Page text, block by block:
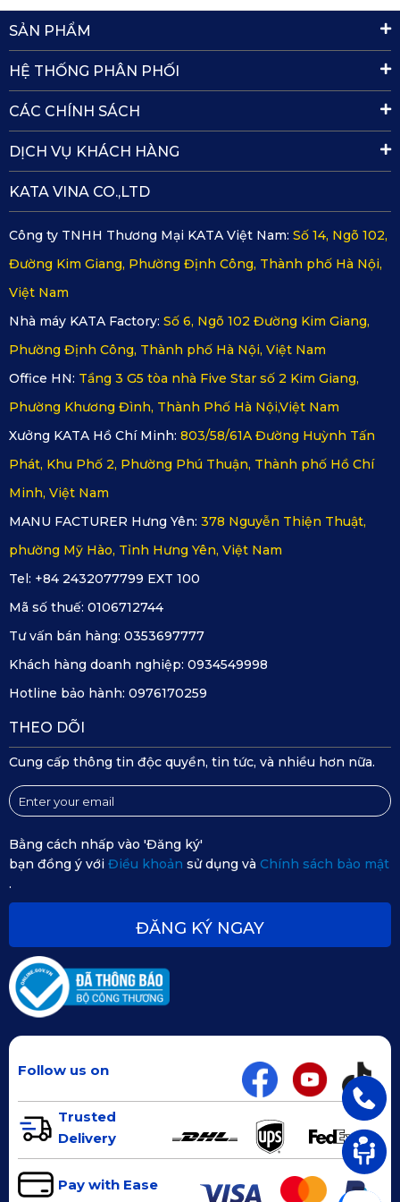
Tiêu chí
Thảm thông
thường
Colorado KATA
Chống
nước
Dễ bị ngấm
nước, gây ẩm
Chống nước hoàn toàn nhờ
lớp phủ PVC bề mặt
Độ bám Dễ trượt
Bám chắc nhờ lớp đáy
Thẩm mỹ
Thiết kế cơ
bản
tượng, màu sắc cao cấp
3. Gợi Ý Chọn Màu Thảm Phù Hợp Với
Chevrolet Colorado
Thảm lót sàn ô tô 360 của thương hiệu KATA có 5 lựa chọn màu
SẢN PHẨM
HỆ THỐNG PHÂN PHỐI
CÁC CHÍNH SÁCH
DỊCH VỤ KHÁCH HÀNG
KATA VINA CO.,LTD
Công ty TNHH Thương Mại KATA Việt Nam: Số 14, Ngõ 102,
Đường Kim Giang, Phường Định Công, Thành phố Hà Nội,
Việt Nam
Nhà máy KATA Factory: Số 6, Ngõ 102 Đường Kim Giang,
Phường Định Công, Thành phố Hà Nội, Việt Nam
Office HN: Tầng 3 G5 tòa nhà Five Star số 2 Kim Giang,
Phường Khương Đình, Thành Phố Hà Nội,Việt Nam
Xưởng KATA Hồ Chí Minh: 803/58/61A Đường Huỳnh Tấn
Phát, Khu Phố 2, Phường Phú Thuận, Thành phố Hồ Chí
Minh, Việt Nam
MANU FACTURER Hưng Yên: 378 Nguyễn Thiện Thuật,
phường Mỹ Hào, Tỉnh Hưng Yên, Việt Nam
Tel: +84 2432077799 EXT 100
Mã số thuế: 0106712744
Tư vấn bán hàng: 0353697777
Khách hàng doanh nghiệp: 0934549998
Hotline bảo hành: 0976170259
THEO DÕI
Cung cấp thông tin độc quyền, tin tức, và nhiều hơn nữa.
Bằng cách nhấp vào 'Đăng ký'
bạn đồng ý với Điều khoản sử dụng và Chính sách bảo mật
.
ĐĂNG KÝ NGAY
Follow us on
Trusted
Delivery
Pay with Ease